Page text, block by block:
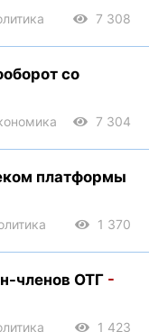
7 308
со
7 304
платформы
1 370
членов ОТГ -
1 423